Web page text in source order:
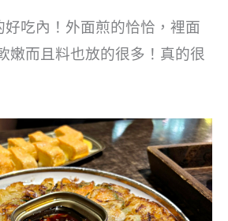
吃內！外面煎的恰恰，裡面
嫩而且料也放的很多！真的很